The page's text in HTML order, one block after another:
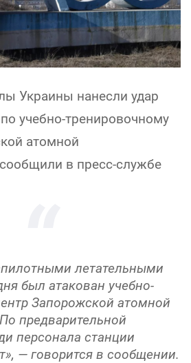
Украины нанесли удар
учебно-тренировочному
атомной
в пресс-службе
летательными
был атакован учебно-
Запорожской атомной
предварительной
персонала станции
— говорится в сообщении.